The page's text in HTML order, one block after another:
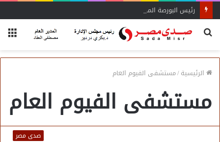
رئيس البورصة المصرية يلتقي رئيس جهاز التمثيل التجاري
بحث
الرئيسية/مستشفى الفيوم العام
مستشفى الفيوم العام
صدى مصر